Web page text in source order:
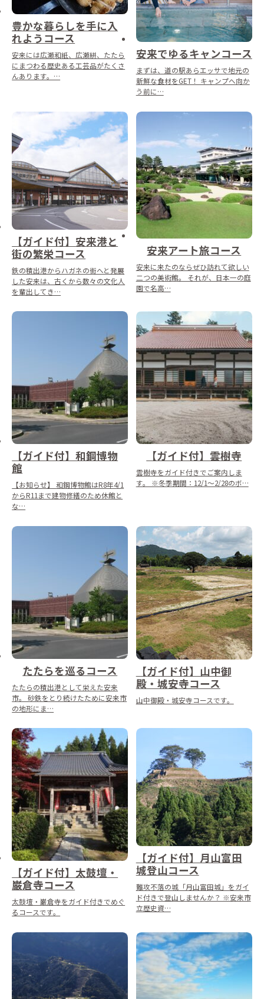
豊かな暮らしを手に入
れようコース
安来には広瀬和紙、広瀬絣、たたら
にまつわる歴史ある工芸品がたくさ
んあります。…
安来でゆるキャンコース
まずは、道の駅あらエッサで地元の
新鮮な食材をGET！ キャンプへ向か
う前に…
【ガイド付】安来港と
街の繁栄コース
鉄の積出港からハガネの街へと発展
した安来は、古くから数々の文化人
を輩出してき…
安来アート旅コース
安来に来たのならぜひ訪れて欲しい
二つの美術館。 それが、日本一の庭
園で名高…
【ガイド付】和鋼博物
館
【お知らせ】 和鋼博物館はR8年4/1
からR11まで建物修繕のため休館と
な…
【ガイド付】雲樹寺
雲樹寺をガイド付きでご案内しま
す。 ※冬季期間：12/1～2/28のボ…
たたらを巡るコース
たたらの積出港として栄えた安来
市。 砂鉄をとり続けたために安来市
の地形にま…
【ガイド付】山中御
殿・城安寺コース
山中御殿・城安寺コースです。
【ガイド付】太鼓壇・
巌倉寺コース
太鼓壇・巌倉寺をガイド付きでめぐ
るコースです。
【ガイド付】月山富田
城登山コース
難攻不落の城「月山富田城」をガイ
ド付きで登山しませんか？ ※安来市
立歴史資…